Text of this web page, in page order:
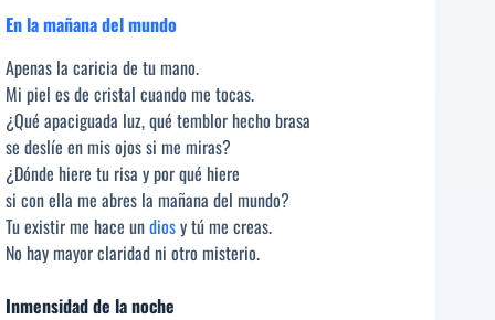
En la mañana del mundo
Apenas la caricia de tu mano.
Mi piel es de cristal cuando me tocas.
¿Qué apaciguada luz, qué temblor hecho brasa
se deslíe en mis ojos si me miras?
¿Dónde hiere tu risa y por qué hiere
si con ella me abres la mañana del mundo?
Tu existir me hace undiosy tú me creas.
No hay mayor claridad ni otro misterio.
Inmensidad de la noche